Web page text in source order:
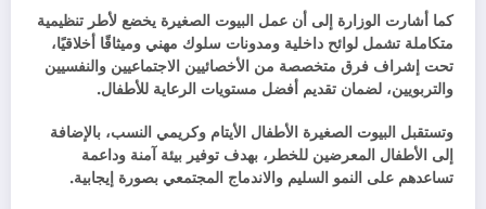
كما أشارت الوزارة إلى أن عمل البيوت الصغيرة يخضع لأطر تنظيمية
متكاملة تشمل لوائح داخلية ومدونات سلوك مهني وميثاقًا أخلاقيًا،
تحت إشراف فرق متخصصة من الأخصائيين الاجتماعيين والنفسيين
والتربويين، لضمان تقديم أفضل مستويات الرعاية للأطفال.
وتستقبل البيوت الصغيرة الأطفال الأيتام وكريمي النسب، بالإضافة
إلى الأطفال المعرضين للخطر، بهدف توفير بيئة آمنة وداعمة
تساعدهم على النمو السليم والاندماج المجتمعي بصورة إيجابية.